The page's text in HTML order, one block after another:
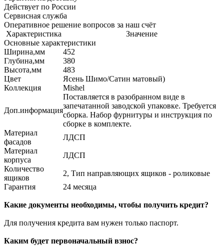
Действует по России
Сервисная служба
Оперативное решение вопросов за наш счёт
Характеристика
Значение
Основные характеристики
Ширина,мм
452
Глубина,мм
380
Высота,мм
483
Цвет
Ясень Шимо/Сатин матовый)
Коллекция
Mishel
Доп.информация
Поставляется в разобранном виде в
запечатанной заводской упаковке. Требуется
сборка. Набор фурнитуры и инструкция по
сборке в комплекте.
Материал
фасадов
ЛДСП
Материал
корпуса
ЛДСП
Количество
ящиков
2, Тип направляющих ящиков - роликовые
Гарантия
24 месяца
Какие документы необходимы, чтобы получить кредит?
Для получения кредита вам нужен только паспорт.
Каким будет первоначальный взнос?